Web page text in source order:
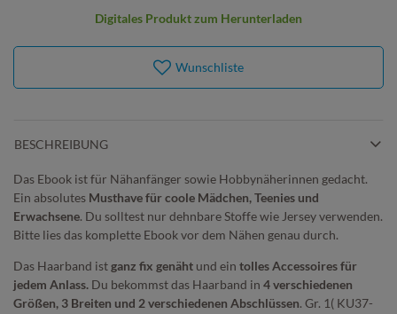
Digitales Produkt zum Herunterladen
Wunschliste
BESCHREIBUNG
Das Ebook ist für Nähanfänger sowie Hobbynäherinnen gedacht.
Ein absolutes Musthave für coole Mädchen, Teenies und
Erwachsene. Du solltest nur dehnbare Stoffe wie Jersey verwenden.
Bitte lies das komplette Ebook vor dem Nähen genau durch.
Das Haarband istganz fix genäht und ein tolles Accessoires für
jedem Anlass. Du bekommst das Haarband in 4 verschiedenen
Größen, 3 Breiten und 2 verschiedenen Abschlüssen. Gr. 1( KU37-